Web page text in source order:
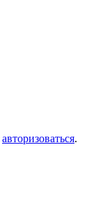
авторизоваться.